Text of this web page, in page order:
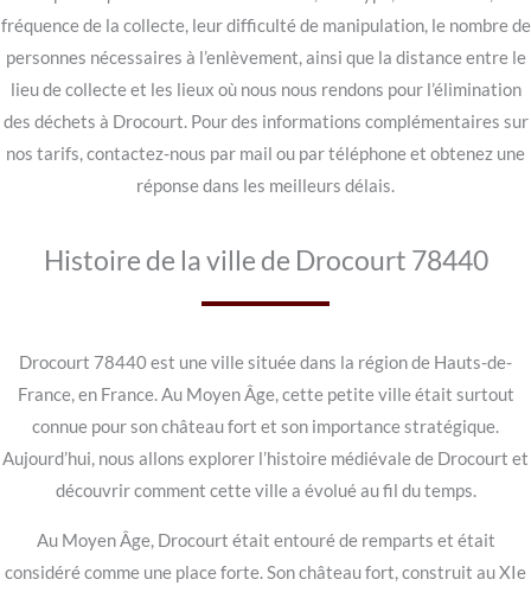
fréquence de la collecte, leur difficulté de manipulation, le nombre de
personnes nécessaires à l’enlèvement, ainsi que la distance entre le
lieu de collecte et les lieux où nous nous rendons pour l’élimination
des déchets à Drocourt. Pour des informations complémentaires sur
nos tarifs, contactez-nous par mail ou par téléphone et obtenez une
réponse dans les meilleurs délais.
Histoire de la ville de Drocourt 78440
Drocourt 78440 est une ville située dans la région de Hauts-de-
France, en France. Au Moyen Âge, cette petite ville était surtout
connue pour son château fort et son importance stratégique.
Aujourd’hui, nous allons explorer l’histoire médiévale de Drocourt et
découvrir comment cette ville a évolué au fil du temps.
Au Moyen Âge, Drocourt était entouré de remparts et était
considéré comme une place forte. Son château fort, construit au XIe